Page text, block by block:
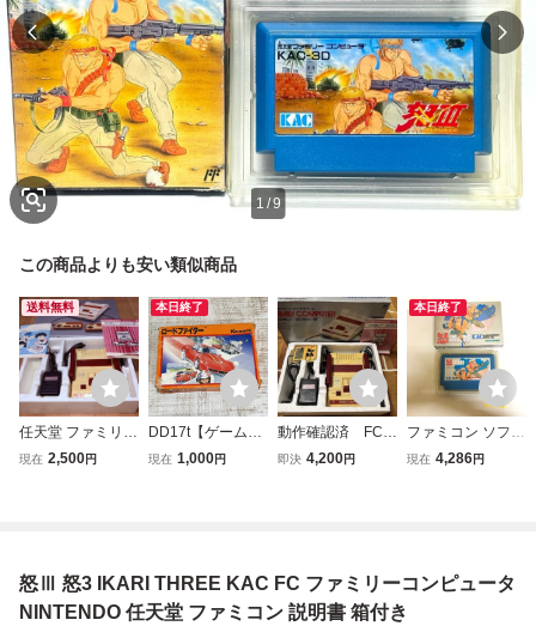
1/9
この商品よりも安い類似商品
送料無料
任天堂 ファミリー
コンピュータ HV
現在 2,500円
本日終了
DD17t【ゲーム】
FC ロードファイ
堂 nintendo
現在 1,000円
動作確認済 FC
ファミリーコンピ
PUTER
即決 4,200円
本日終了
ファミコン ソフト
怒 IKARI KAC-IK F
任天堂 LL985
現在 4,286円
怒Ⅲ 怒3 IKARI THREE KAC FC ファミリーコンピュータ
NINTENDO 任天堂 ファミコン 説明書 箱付き